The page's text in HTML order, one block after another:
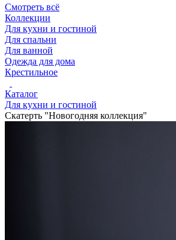
Смотреть всё
Коллекции
Для кухни и гостиной
Для спальни
Для ванной
Одежда для дома
Крестильное
Каталог
Для кухни и гостиной
Скатерть "Новогодняя коллекция"